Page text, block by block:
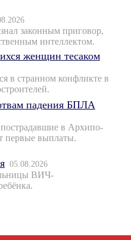
законным приговор,
интеллектом.
женщин тесаком
в странном конфликте в
падения БПЛА
в Архипо-
первые выплаты.
05.08.2026
ВИЧ-